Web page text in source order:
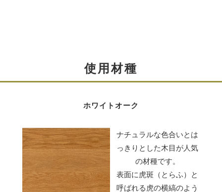
引き出しのレールにはフルオープン仕様のものを採用し
手前まで引き出せるので、奥の方まで使いやすく、非常
耐荷重約30kg
使用材種
ホワイトオーク
ナチュラルな色合いとは
っきりとした木目が人気
の材種です。
表面に虎斑（とらふ）と
呼ばれる虎の横縞のよう